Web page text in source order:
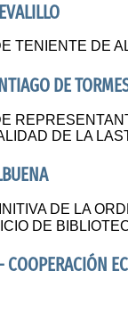
TENIENTE DE
DE
DE LA
DE LA
DE
COOPERACIÓN